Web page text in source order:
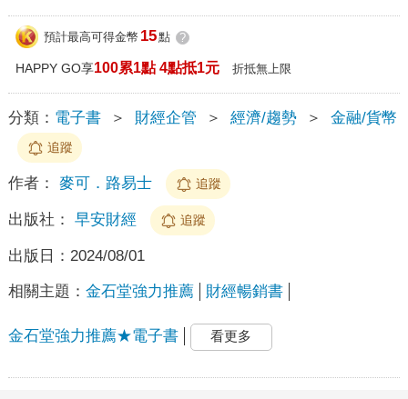
預計最高可得金幣 15點 ?
HAPPY GO享100累1點 4點抵1元 折抵無上限
分類： 電子書 ＞ 財經企管 ＞ 經濟/趨勢 ＞ 金融/貨幣
追蹤
作者： 麥可．路易士 追蹤
出版社： 早安財經 追蹤
出版日： 2024/08/01
相關主題： 金石堂強力推薦 財經暢銷書
金石堂強力推薦★電子書 看更多